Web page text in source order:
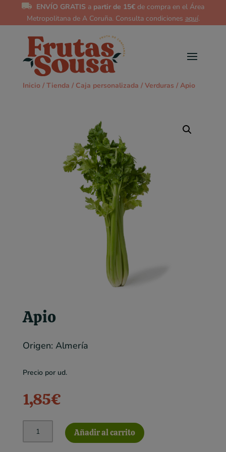
ENVÍO GRATIS a partir de 15€ de compra en el Área
Metropolitana de A Coruña. Consulta condiciones aquí.
Inicio/Tienda / Caja personalizada /Verduras / Apio
Apio
Origen: Almería
Precio por ud.
1,85€
Añadir al carrito